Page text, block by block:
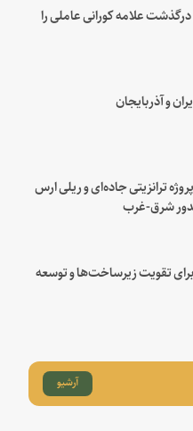
علامه کورانی عاملی را
و آذربایجان
ترانزیتی جاده‌ای و ریلی ارس
شرق-غرب
تقویت زیرساخت‌ها و توسعه
آرشیو